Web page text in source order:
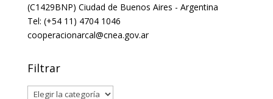
(C1429BNP) Ciudad de Buenos Aires - Argentina
Tel: (+54 11) 4704 1046
cooperacionarcal@cnea.gov.ar
Filtrar
Filtrar